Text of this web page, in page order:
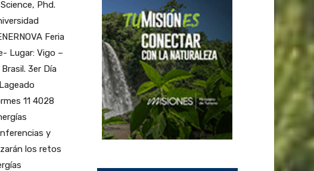
Phd.
Feria
Lugar: Vigo –
3er Día
11 4028
y
los retos